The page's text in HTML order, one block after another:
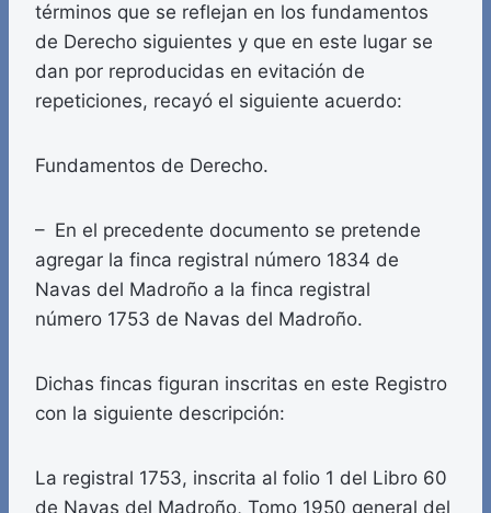
términos que se reflejan en los fundamentos
de Derecho siguientes y que en este lugar se
dan por reproducidas en evitación de
repeticiones, recayó el siguiente acuerdo:
Fundamentos de Derecho.
– En el precedente documento se pretende
agregar la finca registral número 1834 de
Navas del Madroño a la finca registral
número 1753 de Navas del Madroño.
Dichas fincas figuran inscritas en este Registro
con la siguiente descripción:
La registral 1753, inscrita al folio 1 del Libro 60
de Navas del Madroño, Tomo 1950 general del